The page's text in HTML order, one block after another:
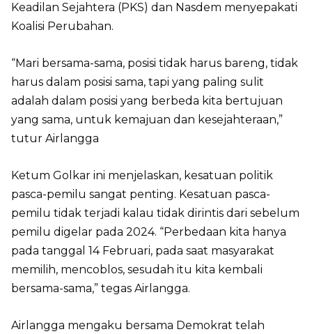
Keadilan Sejahtera (PKS) dan Nasdem menyepakati
Koalisi Perubahan.
“Mari bersama-sama, posisi tidak harus bareng, tidak
harus dalam posisi sama, tapi yang paling sulit
adalah dalam posisi yang berbeda kita bertujuan
yang sama, untuk kemajuan dan kesejahteraan,”
tutur Airlangga
Ketum Golkar ini menjelaskan, kesatuan politik
pasca-pemilu sangat penting. Kesatuan pasca-
pemilu tidak terjadi kalau tidak dirintis dari sebelum
pemilu digelar pada 2024. “Perbedaan kita hanya
pada tanggal 14 Februari, pada saat masyarakat
memilih, mencoblos, sesudah itu kita kembali
bersama-sama,” tegas Airlangga.
Airlangga mengaku bersama Demokrat telah